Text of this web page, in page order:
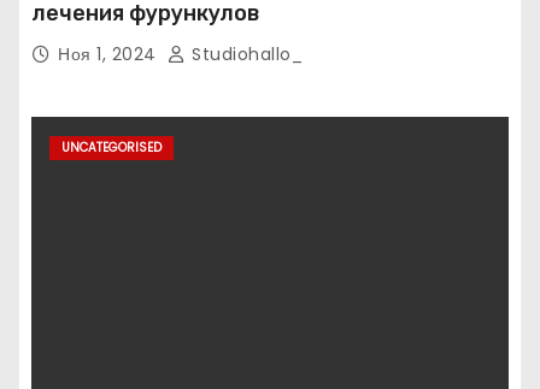
лечения фурункулов
Ноя 1, 2024 Studiohallo_
UNCATEGORISED